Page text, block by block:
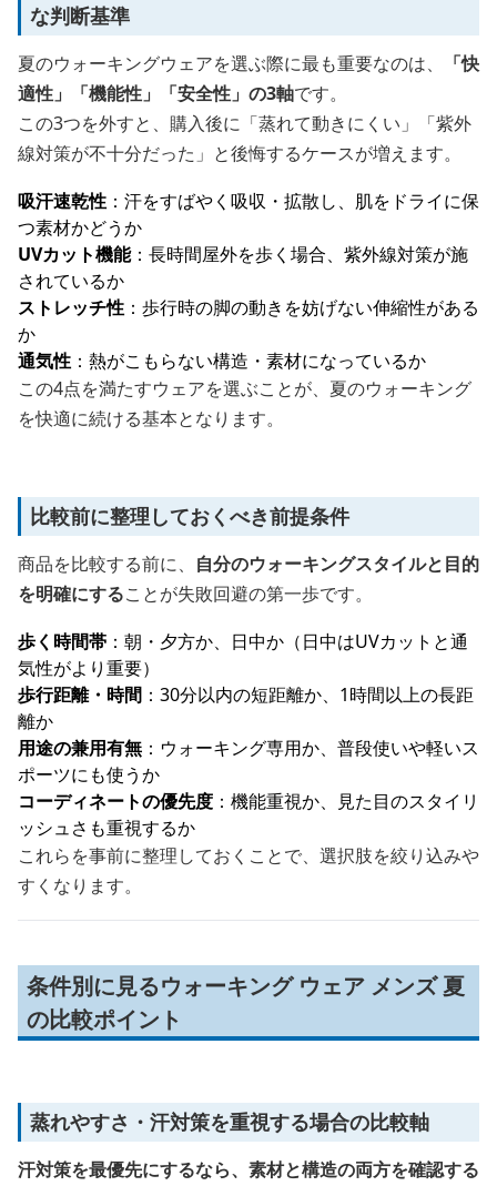
な判断基準
夏のウォーキングウェアを選ぶ際に最も重要なのは、
「快
適性」「機能性」「安全性」の3軸です。
この3つを外すと、購入後に「蒸れて動きにくい」「紫外
線対策が不十分だった」と後悔するケースが増えます。
吸汗速乾性 ：汗をすばやく吸収・拡散し、肌をドライに保
つ素材かどうか
UVカット機能：長時間屋外を歩く場合、紫外線対策が施
されているか
ストレッチ性 ：歩行時の脚の動きを妨げない伸縮性がある
か
通気性 ：熱がこもらない構造・素材になっているか
この4点を満たすウェアを選ぶことが、夏のウォーキング
を快適に続ける基本となります。
比較前に整理しておくべき前提条件
商品を比較する前に、 自分のウォーキングスタイルと目的
を明確にすることが失敗回避の第一歩です。
歩く時間帯 ：朝・夕方か、日中か（日中はUVカットと通
気性がより重要）
歩行距離・時間 ：30分以内の短距離か、1時間以上の長距
離か
用途の兼用有無 ：ウォーキング専用か、普段使いや軽いス
ポーツにも使うか
コーディネートの優先度 ：機能重視か、見た目のスタイリ
ッシュさも重視するか
これらを事前に整理しておくことで、選択肢を絞り込みや
すくなります。
条件別に見るウォーキング ウェア メンズ 夏
の比較ポイント
蒸れやすさ・汗対策を重視する場合の比較軸
汗対策を最優先にするなら、素材と構造の両方を確認する